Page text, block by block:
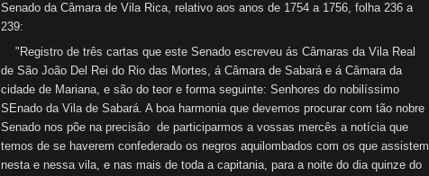
Senado da Câmara de Vila Rica, relativo aos anos de 1754 a 1756, folha 236 a
239:
"Registro de três cartas que este Senado escreveu ás Câmaras da Vila Real
de São João Del Rei do Rio das Mortes, á Câmara de Sabará e á Câmara da
cidade de Mariana, e são do teor e forma seguinte: Senhores do nobilíssimo
SEnado da Vila de Sabará. A boa harmonia que devemos procurar com tão nobre
Senado nos põe na precisão de participarmos a vossas mercês a notícia que
temos de se haverem confederado os negros aquilombados com os que assistem
nesta e nessa vila, e nas mais de toda a capitania, para a noite do dia quinze do